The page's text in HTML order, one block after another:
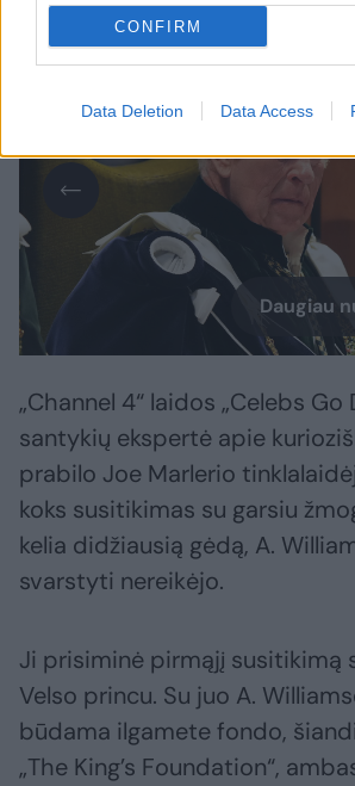
CONFIRM
Data Deletion Data Access
Daugiau
„Channel 4“ laidos „Celebs Go
santykių ekspertė apie
prabilo Joe Marlerio
koks susitikimas su garsiu
kelia didžiausią gėdą, A.
svarstyti nereikėjo.
Ji prisiminė pirmąjį susitikimą
Velso princu. Su juo A.
būdama ilgamete fondo,
„The King’s Foundation“,